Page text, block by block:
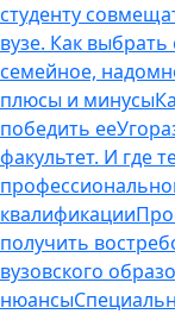
студенту
вузе. Как
семейное,
плюсы и минусы
победить ее
факультет. И где
квалификации
получить
вузовского
нюансы